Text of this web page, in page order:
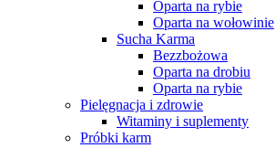
Oparta na rybie
Oparta na wołowinie
Sucha Karma
Bezzbożowa
Oparta na drobiu
Oparta na rybie
Pielęgnacja i zdrowie
Witaminy i suplementy
Próbki karm